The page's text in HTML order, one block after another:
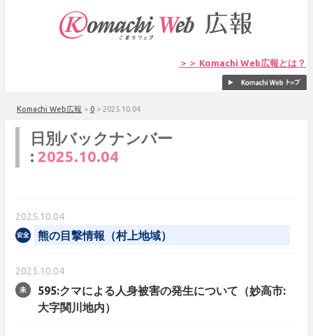
＞＞ Komachi Web広報とは？
Komachi Web広報 > 0 > 2025.10.04
日別バックナンバー
: 2025.10.04
2025.10.04
熊の目撃情報（村上地域）
2025.10.04
595:クマによる人身被害の発生について（妙高市:
大字関川地内）